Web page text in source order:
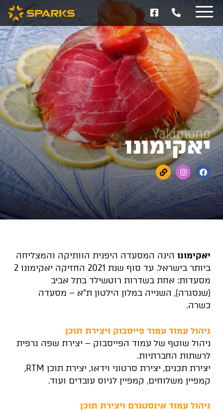
Yakimono
יאקימונו
יאקימונו הינה המסעדה היפנית הוותיקה והמצליחה
ביותר בישראל. עד סוף שנת 2021 החזיקה יאקימונו 2
מסעדות: אחת בשדרות רוטשילד בתל אביב
(שנסגרה), השנייה במלון הילטון ת"א – מסעדה
כשרה.
ניהול עמוד עמוד פייסבוק ויצירת תוכן
ניהול שוטף של עמוד הפייסבוק – יצירת שפה גרפית
לרשתות החברתיות.
יצירת תכנים, יצירת סרטוני וידאו, יצירת תוכן RTM,
קמפיין משלוחים, קמפיין לגיוס עובדים ועוד.
ניהול עמוד אינסטגרם ויצירת תוכן